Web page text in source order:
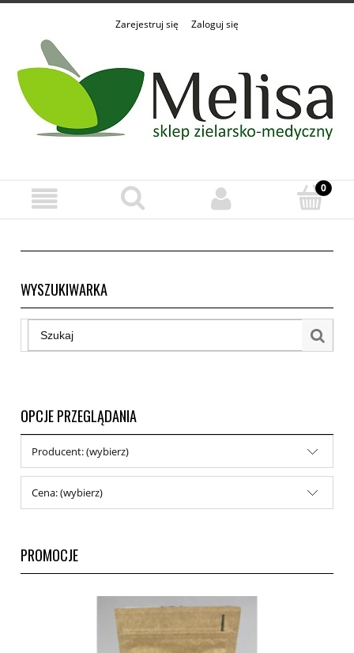
Zarejestruj się Zaloguj się
WYSZUKIWARKA
OPCJE PRZEGLĄDANIA
Producent: (wybierz)
Cena: (wybierz)
PROMOCJE